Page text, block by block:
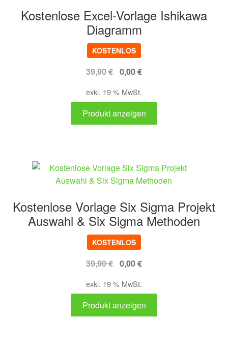
Kostenlose Excel-Vorlage Ishikawa
Diagramm
KOSTENLOS
39,90€ Ursprünglicher
war:
39,90 €
0,00€Aktueller
0,00 €.
exkl. 19 % MwSt.
Produkt anzeigen
Kostenlose Vorlage Six Sigma Projekt
Auswahl & Six Sigma Methoden
KOSTENLOS
39,90€ Ursprünglicher
war:
39,90 €
0,00€Aktueller
0,00 €.
exkl. 19 % MwSt.
Produkt anzeigen